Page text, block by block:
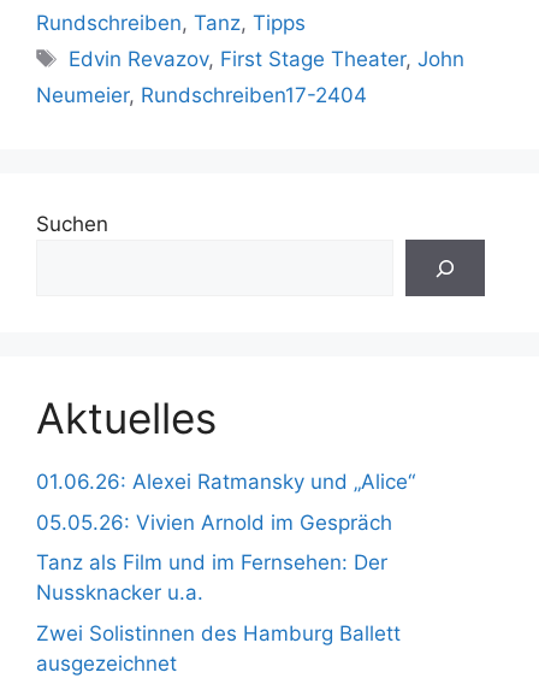
Rundschreiben, Tanz, Tipps
Schlagwörter
Edvin Revazov, First Stage Theater,John
Neumeier, Rundschreiben17-2404
Suchen
Aktuelles
01.06.26: Alexei Ratmansky und „Alice“
05.05.26: Vivien Arnold im Gespräch
Tanz als Film und im Fernsehen: Der
Nussknacker u.a.
Zwei Solistinnen des Hamburg Ballett
ausgezeichnet